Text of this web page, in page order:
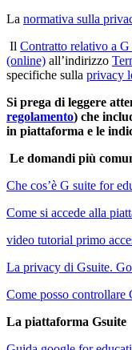
La normativa sulla
Il Contratto relativo a
(online) all’indirizzo
specifiche sulla privacy
Si prega di leggere
regolamento) che
in piattaforma e le
Le domandi più
Che cos’è G suite for
Come si accede alla
video tutorial primo
La privacy di Gsuite.
Come posso controllare
La piattaforma Gsuite